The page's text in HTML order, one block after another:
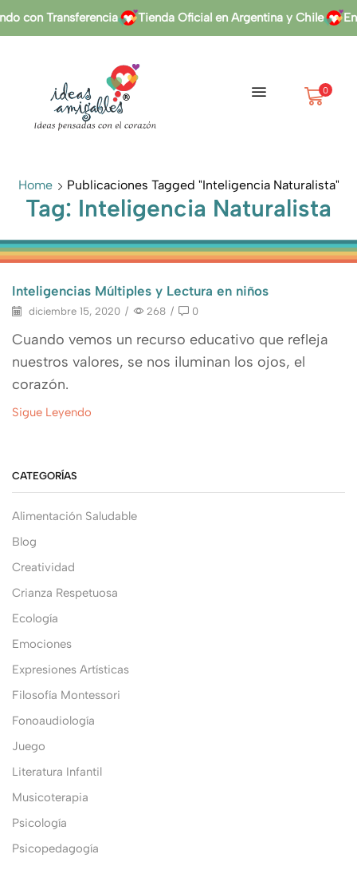
con Transferencia Tienda Oficial en Argentina y Chile
0
Home Publicaciones Tagged "inteligencia Naturalista"
Tag: Inteligencia Naturalista
Inteligencias Múltiples y Lectura en niños
diciembre 15, 2020 / 268 / 0
Cuando vemos un recurso educativo que refleja
nuestros valores, se nos iluminan los ojos, el
corazón.
Sigue Leyendo
CATEGORÍAS
Alimentación Saludable
Blog
Creatividad
Crianza Respetuosa
Ecología
Emociones
Expresiones Artísticas
Filosofía Montessori
Fonoaudiología
Juego
Literatura Infantil
Musicoterapia
Psicología
Psicopedagogía